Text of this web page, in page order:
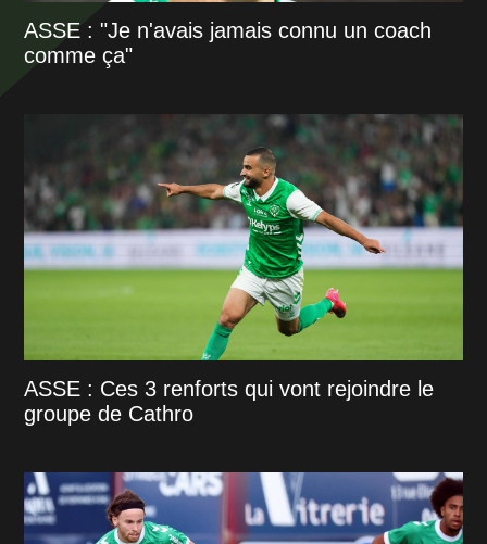
ASSE : "Je n'avais jamais connu un coach
comme ça"
ASSE : Ces 3 renforts qui vont rejoindre le
groupe de Cathro